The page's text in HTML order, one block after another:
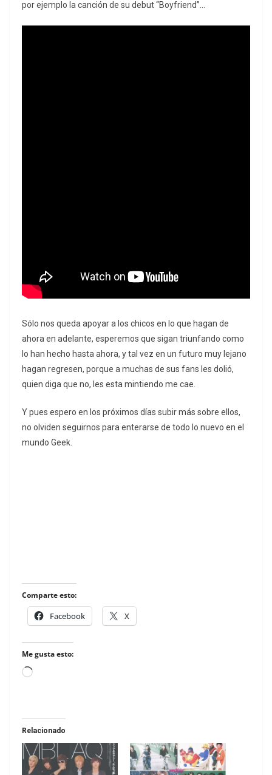
por ejemplo la canción de su debut “Boyfriend”…
Sólo nos queda apoyar a los chicos en lo que hagan de
ahora en adelante, esperemos que sigan triunfando como
lo han hecho hasta ahora, y tal vez en un futuro muy lejano
hagan regresen, porque a muchas de sus fans les dolió,
quien diga que no, les esta mintiendo me cae.
Y pues espero en los próximos días subir más sobre ellos,
no olviden seguirnos para enterarse de todo lo nuevo en el
mundo Geek.
Comparte esto:
Facebook X
Me gusta esto:
Loading…
Relacionado